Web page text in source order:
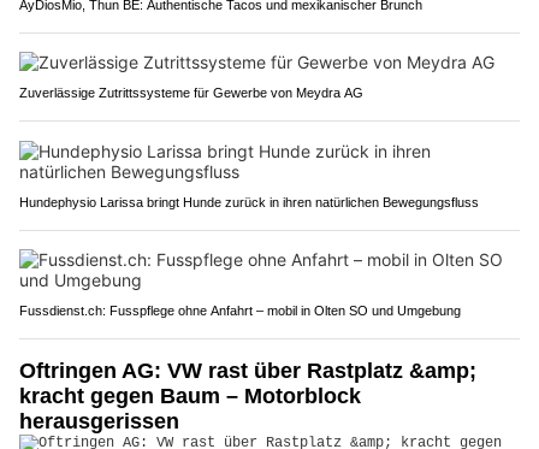
AyDiosMio, Thun BE: Authentische Tacos und mexikanischer Brunch
Zuverlässige Zutrittssysteme für Gewerbe von Meydra AG
Hundephysio Larissa bringt Hunde zurück in ihren natürlichen Bewegungsfluss
Fussdienst.ch: Fusspflege ohne Anfahrt – mobil in Olten SO und Umgebung
Oftringen AG: VW rast über Rastplatz &amp;
kracht gegen Baum – Motorblock
herausgerissen